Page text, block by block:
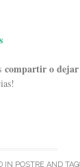
compartir o
IN POSTREAND